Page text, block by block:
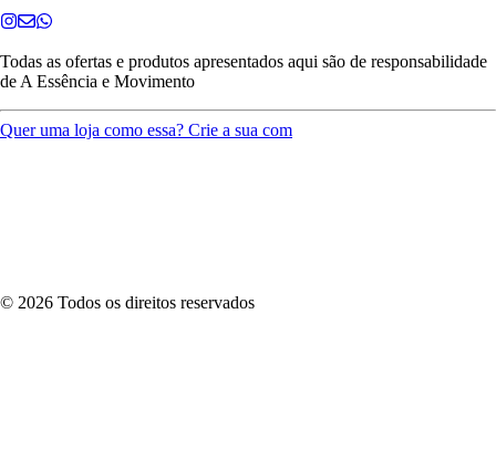
Todas as ofertas e produtos apresentados aqui são de responsabilidade
de A Essência e Movimento
Quer uma loja como essa? Crie a sua com
© 2026 Todos os direitos reservados